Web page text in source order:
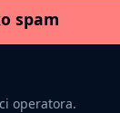
spam
operatora.